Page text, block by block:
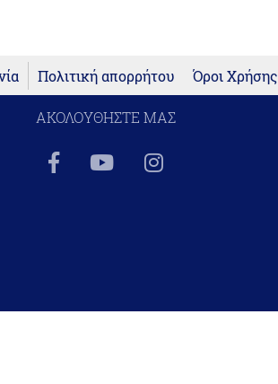
Πολιτική απορρήτου Όροι Χρήσης
ΑΚΟΛΟΥΘΗΣΤΕ ΜΑΣ